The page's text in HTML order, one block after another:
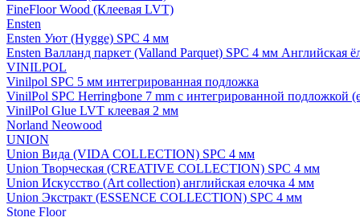
FineFloor Wood (Клеевая LVT)
Ensten
Ensten Уют (Hygge) SPC 4 мм
Ensten Валланд паркет (Valland Parquet) SPC 4 мм Английская
VINILPOL
Vinilpol SPC 5 мм интегрированная подложка
VinilPol SPC Herringbone 7 mm с интегрированной подложкой
VinilPol Glue LVT клеевая 2 мм
Norland Neowood
UNION
Union Вида (VIDA COLLECTION) SPC 4 мм
Union Творческая (CREATIVE COLLECTION) SPC 4 мм
Union Искусство (Art collection) английская елочка 4 мм
Union Экстракт (ESSENCE COLLECTION) SPC 4 мм
Stone Floor